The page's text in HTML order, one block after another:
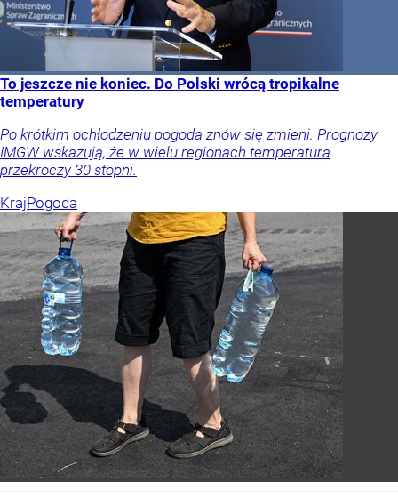
To jeszcze nie koniec. Do Polski wrócą tropikalne
temperatury
Po krótkim ochłodzeniu pogoda znów się zmieni. Prognozy
IMGW wskazują, że w wielu regionach temperatura
przekroczy 30 stopni.
KrajPogoda